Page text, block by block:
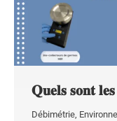
𝐐𝐮𝐞𝐥𝐬 𝐬𝐨𝐧𝐭
Débimétrie